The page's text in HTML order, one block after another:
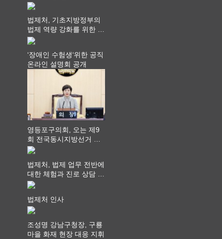
쳐...“수업은 더 깊게, 교
법제처, 기초지방정부의
법제 역량 강화를 위한 전
라권 현장설명회 개최
‘장애인 수험생‘위한 공직
온라인 설명회 공개
영등포구의회, 오는 제9
회 전국동시지방선거 ‧
"공직사회는 어느 때보다
를 지켜야 할 것"
법제처, 법제 업무 전반에
대한 체험과 진로 상담 기
회 제공
법제처 인사
조성명 강남구청장, 구룡
마을 화재 현장 대응 지휘